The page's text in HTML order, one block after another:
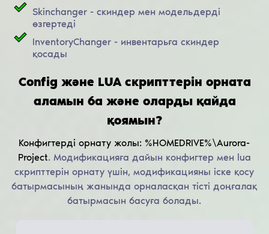
Skinchanger - скиндер мен модельдерді
өзгертеді
InventoryChanger - инвентарьға скиндер
қосады
Config және LUA скрипттерін орната
аламын ба және оларды қайда
қоямын?
Конфигтерді орнату жолы: %HOMEDRIVE%\Aurora-
Project. Модификацияға дайын конфигтер мен lua
скрипттерін орнату үшін, модификацияны іске қосу
батырмасының жанында орналасқан тісті доңғалақ
батырмасын басуға болады.